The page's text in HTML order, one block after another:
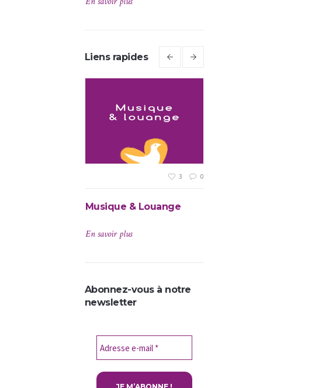
Liens rapides
3 0
Musique & Louange
En savoir plus
Abonnez-vous à notre
newsletter